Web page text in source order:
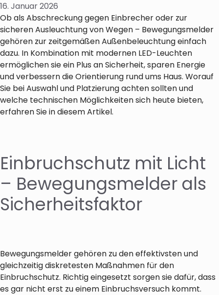
16. Januar 2026
Ob als Abschreckung gegen Einbrecher oder zur
sicheren Ausleuchtung von Wegen – Bewegungsmelder
gehören zur zeitgemäßen Außenbeleuchtung einfach
dazu. In Kombination mit modernen LED-Leuchten
ermöglichen sie ein Plus an Sicherheit, sparen Energie
und verbessern die Orientierung rund ums Haus. Worauf
Sie bei Auswahl und Platzierung achten sollten und
welche technischen Möglichkeiten sich heute bieten,
erfahren Sie in diesem Artikel.
Einbruchschutz mit Licht
– Bewegungsmelder als
Sicherheitsfaktor
Bewegungsmelder gehören zu den effektivsten und
gleichzeitig diskretesten Maßnahmen für den
Einbruchschutz. Richtig eingesetzt sorgen sie dafür, dass
es gar nicht erst zu einem Einbruchsversuch kommt.